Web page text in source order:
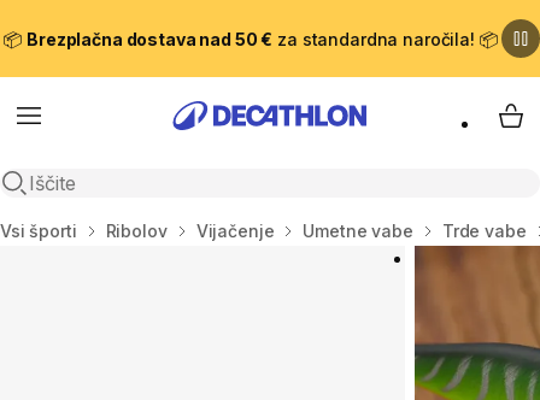
📦 Brezplačna dostava nad 50 € za standardna naročila! 📦
Meni
Odpri iskanje
Domov
Vsi športi Ribolov Vijačenje Umetne vabe Trde vabe